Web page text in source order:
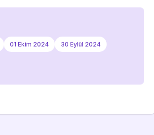
01 Ekim 2024 30 Eylül 2024